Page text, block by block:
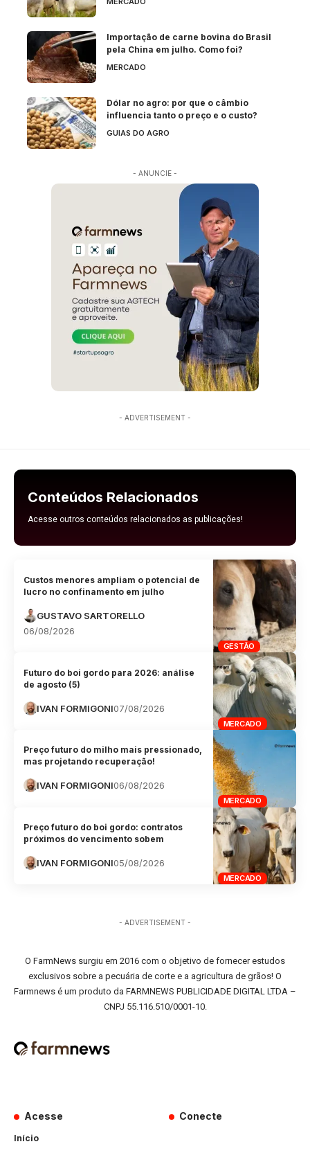
Importação de carne bovina do Brasil
pela China em julho. Como foi?
MERCADO
Dólar no agro: por que o câmbio
influencia tanto o preço e o custo?
GUIAS DO AGRO
- ANUNCIE -
- ADVERTISEMENT -
Conteúdos Relacionados
Acesse outros conteúdos relacionados as publicações!
GESTÃO
Custos menores ampliam o potencial de
lucro no confinamento em julho
GUSTAVO SARTORELLO
06/08/2026
MERCADO
Futuro do boi gordo para 2026: análise
de agosto (5)
IVAN FORMIGONI07/08/2026
MERCADO
Preço futuro do milho mais pressionado,
mas projetando recuperação!
IVAN FORMIGONI06/08/2026
MERCADO
Preço futuro do boi gordo: contratos
próximos do vencimento sobem
IVAN FORMIGONI05/08/2026
- ADVERTISEMENT -
O FarmNews surgiu em 2016 com o objetivo de fornecer estudos
exclusivos sobre a pecuária de corte e a agricultura de grãos! O
Farmnews é um produto da FARMNEWS PUBLICIDADE DIGITAL LTDA –
CNPJ 55.116.510/0001-10.
Acesse
Início
Conecte